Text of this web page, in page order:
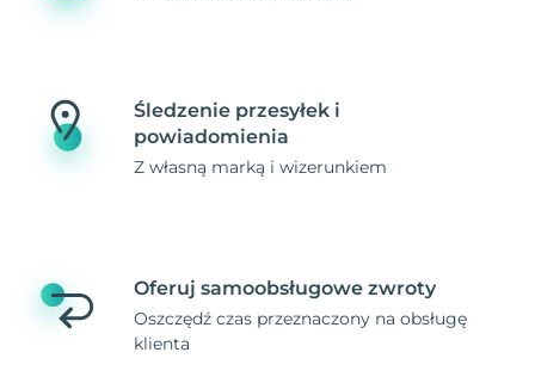
Śledzenie przesyłek i
powiadomienia
Z własną marką i wizerunkiem
Oferuj samoobsługowe zwroty
Oszczędź czas przeznaczony na obsługę
klienta